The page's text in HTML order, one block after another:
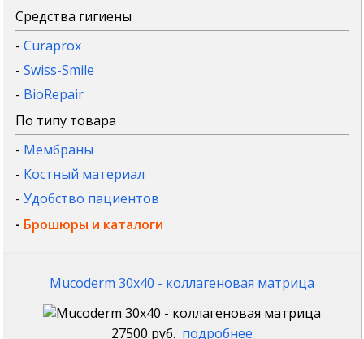
Средства гигиены
-Curaprox
-Swiss-Smile
- BioRepair
По типу товара
- Мембраны
- Костный материал
-Удобство пациентов
- Брошюры и каталоги
Mucoderm 30x40 - коллагеновая матрица
27500 руб. подробнее